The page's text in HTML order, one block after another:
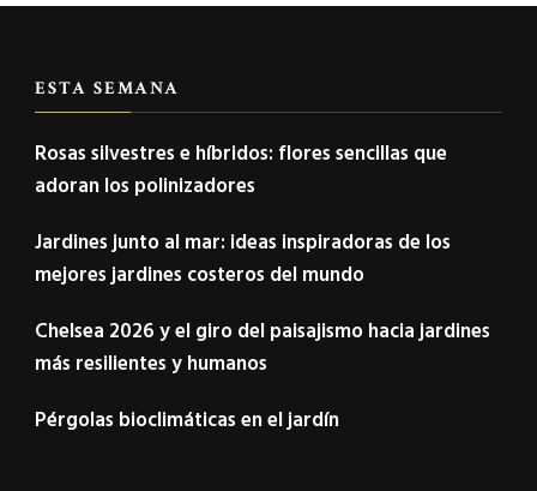
ESTA SEMANA
Rosas silvestres e híbridos: flores sencillas que
adoran los polinizadores
Jardines junto al mar: ideas inspiradoras de los
mejores jardines costeros del mundo
Chelsea 2026 y el giro del paisajismo hacia jardines
más resilientes y humanos
Pérgolas bioclimáticas en el jardín